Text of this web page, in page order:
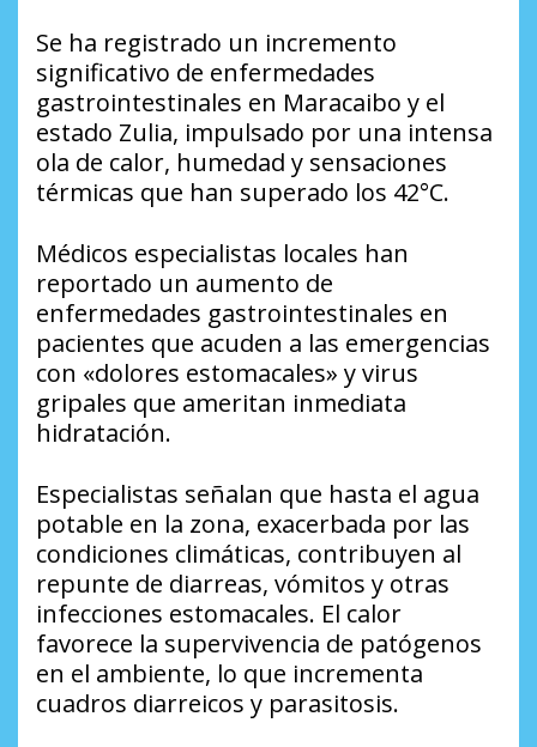
Se ha registrado un incremento
significativo de enfermedades
gastrointestinales en Maracaibo y el
estado Zulia, impulsado por una intensa
ola de calor, humedad y sensaciones
térmicas que han superado los 42°C.
Médicos especialistas locales han
reportado un aumento de
enfermedades gastrointestinales en
pacientes que acuden a las emergencias
con «dolores estomacales» y virus
gripales que ameritan inmediata
hidratación.
Especialistas señalan que hasta el agua
potable en la zona, exacerbada por las
condiciones climáticas, contribuyen al
repunte de diarreas, vómitos y otras
infecciones estomacales. El calor
favorece la supervivencia de patógenos
en el ambiente, lo que incrementa
cuadros diarreicos y parasitosis.